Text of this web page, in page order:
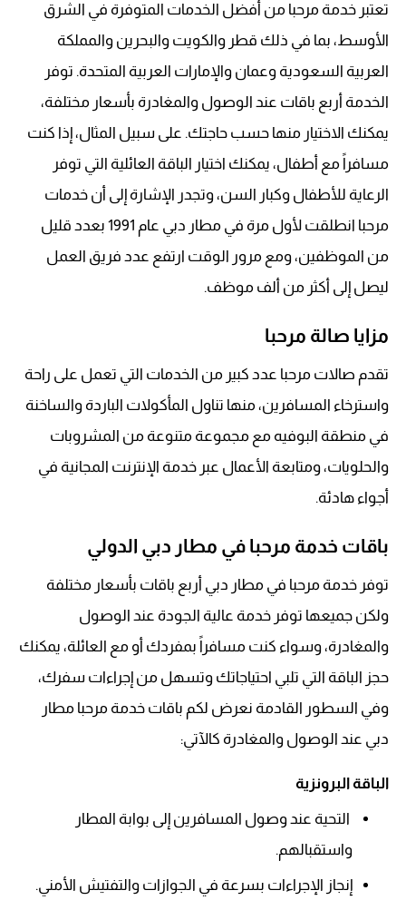
تعتبر خدمة مرحبا من أفضل الخدمات المتوفرة في الشرق
الأوسط، بما في ذلك قطر والكويت والبحرين والمملكة
العربية السعودية وعمان والإمارات العربية المتحدة. توفر
الخدمة أربع باقات عند الوصول والمغادرة بأسعار مختلفة،
يمكنك الاختيار منها حسب حاجتك. على سبيل المثال، إذا كنت
مسافراً مع أطفال، يمكنك اختيار الباقة العائلية التي توفر
الرعاية للأطفال وكبار السن، وتجدر الإشارة إلى أن خدمات
مرحبا انطلقت لأول مرة في مطار دبي عام 1991 بعدد قليل
من الموظفين، ومع مرور الوقت ارتفع عدد فريق العمل
ليصل إلى أكثر من ألف موظف.
مزايا صالة مرحبا
تقدم صالات مرحبا عدد كبير من الخدمات التي تعمل على راحة
واسترخاء المسافرين، منها تناول المأكولات الباردة والساخنة
في منطقة البوفيه مع مجموعة متنوعة من المشروبات
والحلويات، ومتابعة الأعمال عبر خدمة الإنترنت المجانية في
أجواء هادئة.
باقات خدمة مرحبا في مطار دبي الدولي
توفر خدمة مرحبا في مطار دبي أربع باقات بأسعار مختلفة
ولكن جميعها توفر خدمة عالية الجودة عند الوصول
والمغادرة، وسواء كنت مسافراً بمفردك أو مع العائلة، يمكنك
حجز الباقة التي تلبي احتياجاتك وتسهل من إجراءات سفرك،
وفي السطور القادمة نعرض لكم باقات خدمة مرحبا مطار
دبي عند الوصول والمغادرة كالآتي:
الباقة البرونزية
التحية عند وصول المسافرين إلى بوابة المطار
واستقبالهم.
إنجاز الإجراءات بسرعة في الجوازات والتفتيش الأمني.